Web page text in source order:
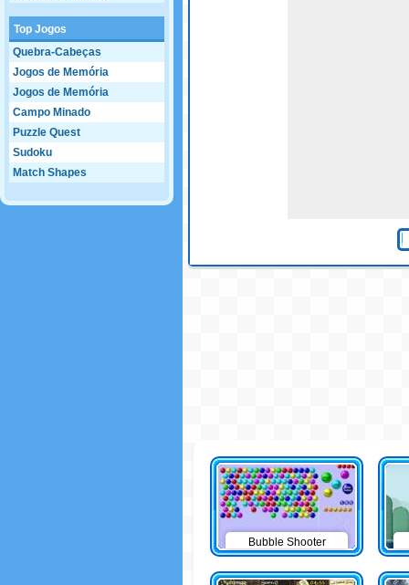
Top Jogos
Quebra-Cabeças
Jogos de Memória
Jogos de Memória
Campo Minado
Puzzle Quest
Sudoku
Match Shapes
Bubble Shooter